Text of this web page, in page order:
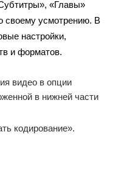
«Главы»
своему усмотрению. В
настройки,
и форматов.
видео в опции
в нижней части
кодирование».